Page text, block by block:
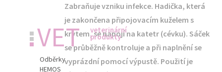
VET veterinární
produkty
Odběrky
HEMOS
Zabraňuje vzniku infekce. Hadička, která
je zakončena připojovacím kuželem s
krytem, se napojí na katetr (cévku). Sáček
se průběžně kontroluje a při naplnění se
vyprázdní pomocí výpustě. Použití je